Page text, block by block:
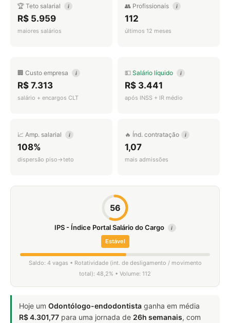
🏆 Teto salarial i
R$ 5.959
maiores salários
👥 Profissionais i
112
últimos 12 meses
🏢 Custo empresa i
R$ 7.313
salário + encargos CLT
💵 Salário líquido i
R$ 3.441
após INSS + IR médio
📈 Amp. salarial i
108%
dispersão piso→teto
🔥 Índ. contratação i
1,07
mais admissões
56
IPS - Índice Portal Salário do Cargo i
Estável
Saldo: 4 vagas • Rotatividade (int. de desligamento / movimento
total): 48,2% • Volume: 112
Hoje um Odontólogo-endodontista ganha em média
R$ 4.301,77 para uma jornada de 26h semanais, com